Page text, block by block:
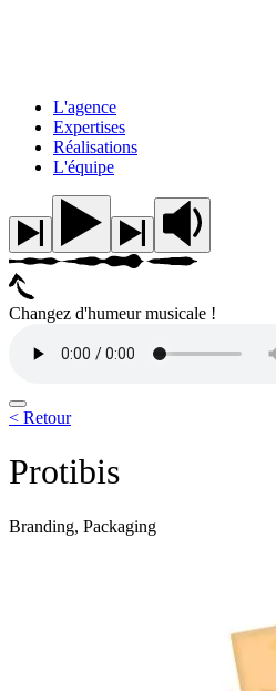
L'agence
Expertises
Réalisations
L'équipe
Changez d'humeur musicale !
< Retour
Protibis
Branding, Packaging